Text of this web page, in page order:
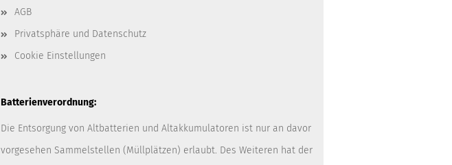
AGB
Privatsphäre und Datenschutz
Cookie Einstellungen
Batterienverordnung:
Die Entsorgung von Altbatterien und Altakkumulatoren ist nur an davor
vorgesehen Sammelstellen (Müllplätzen) erlaubt. Des Weiteren hat der